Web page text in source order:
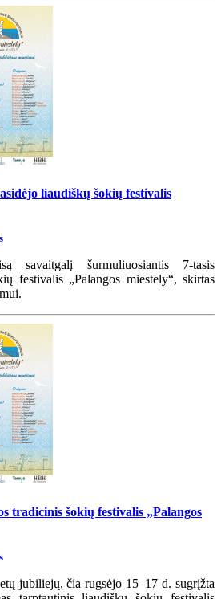
liaudiškų šokių festivalis
savaitgalį šurmuliuosiantis 7-tasis
festivalis „Palangos miestely“, skirtas
tradicinis šokių festivalis „Palangos
jubiliejų, čia rugsėjo 15–17 d. sugrįžta